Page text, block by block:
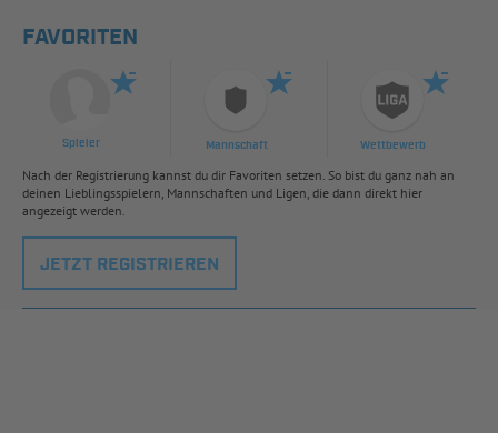
FAVORITEN
Spieler Mannschaft Wettbewerb
Nach der Registrierung kannst du dir Favoriten setzen. So bist du ganz nah an
deinen Lieblingsspielern, Mannschaften und Ligen, die dann direkt hier
angezeigt werden.
JETZT REGISTRIEREN